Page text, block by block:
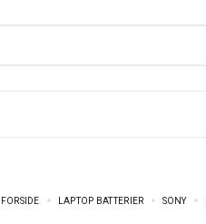
FORSIDE LAPTOP BATTERIER SONY